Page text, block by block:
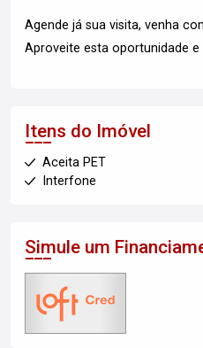
Agende já sua visita, venha
Aproveite esta oportunidade
Itens do Imóvel
Aceita PET
Interfone
Simule um